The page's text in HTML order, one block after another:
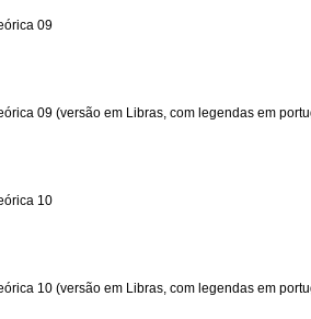
09
09 (versão em Libras, com legendas em
10
10 (versão em Libras, com legendas em